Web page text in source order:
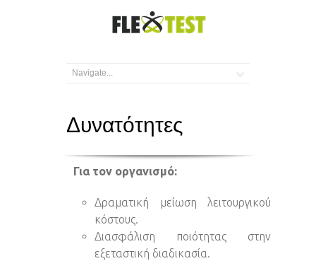
Δυνατότητες
Για τον οργανισμό:
Δραματική μείωση λειτουργικού
κόστους.
Διασφάλιση ποιότητας στην
εξεταστική διαδικασία.